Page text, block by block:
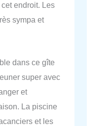
endroit. Les
sympa et
dans ce gîte
super avec
et
La piscine
et les